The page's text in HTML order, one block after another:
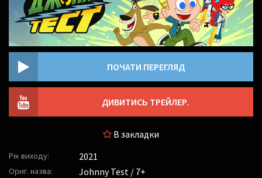
ПОЧАТИ ПЕРЕГЛЯД
ДИВИТИСЬ ТРЕЙЛЕР.
В закладки
Рік виходу: 2021
Ориг. назва: Johnny Test / 7+